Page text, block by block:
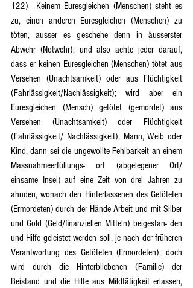
122)	Keinem Euresgleichen (Menschen) steht es
zu, einen anderen Euresgleichen (Menschen) zu
töten, ausser es geschehe denn in äusserster
Abwehr (Notwehr); und also achte jeder darauf,
dass er keinen Euresgleichen (Menschen) tötet aus
Versehen (Unachtsamkeit) oder aus Flüchtigkeit
(Fahrlässigkeit/Nachlässigkeit); wird aber ein
Euresgleichen (Mensch) getötet (gemordet) aus
Versehen (Unachtsamkeit) oder Flüchtigkeit
(Fahrlässigkeit/ Nachlässigkeit), Mann, Weib oder
Kind, dann sei die ungewollte Fehlbarkeit an einem
Massnahmeerfüllungs- ort (abgelegener Ort/
einsame Insel) auf eine Zeit von drei Jahren zu
ahnden, wonach den Hinterlassenen des Getöteten
(Ermordeten) durch der Hände Arbeit und mit Silber
und Gold (Geld/finanziellen Mitteln) beigestan- den
und Hilfe geleistet werden soll, je nach der früheren
Verantwortung des Getöteten (Ermordeten); doch
wird durch die Hinterbliebenen (Familie) der
Beistand und die Hilfe aus Mildtätigkeit erlassen,